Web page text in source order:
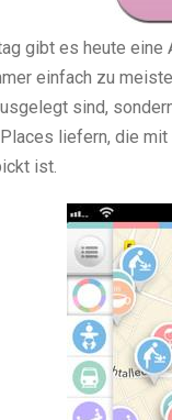
gibt es heute
einfach zu
sind,
liefern, die mit
ist.